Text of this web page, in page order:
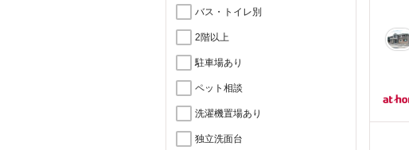
バス・トイレ別
2階以上
駐車場あり
ペット相談
洗濯機置場あり
独立洗面台